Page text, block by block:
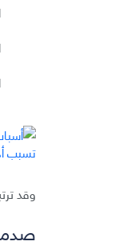
وقد